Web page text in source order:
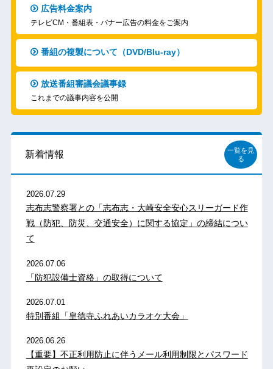
広告料金案内
テレビCM・番組表・バナー広告の料金をご案内
番組の複製について（DVD/Blu-ray）
放送番組審議会議事録
これまでの議事内容を公開
新着情報
一覧を見
る
2026.07.29
志布志警察署との「志布志・大崎安全安心スリーガード作
戦（防犯、防災、交通安全）に関する協定」の締結につい
て
2026.07.06
「防犯設備士資格」の取得について
2026.07.01
特別番組「皇徳寺ふれあいカラオケ大会」
2026.06.26
【重要】不正利用防止に伴うメール利用制限とパスワード